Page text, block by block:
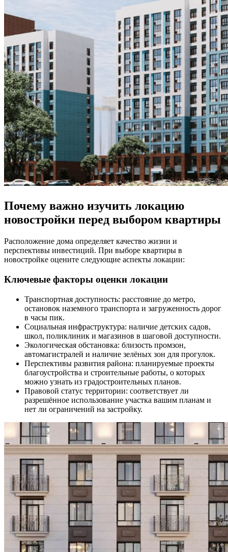
Почему важно изучить локацию
новостройки перед выбором квартиры
Расположение дома определяет качество жизни и
перспективы инвестиций. При выборе квартиры в
новостройке оцените следующие аспекты локации:
Ключевые факторы оценки локации
Транспортная доступность: расстояние до метро,
остановок наземного транспорта и загруженность дорог
в часы пик.
Социальная инфраструктура: наличие детских садов,
школ, поликлиник и магазинов в шаговой доступности.
Экологическая обстановка: близость промзон,
автомагистралей и наличие зелёных зон для прогулок.
Перспективы развития района: планируемые проекты
благоустройства и строительные работы, о которых
можно узнать из градостроительных планов.
Правовой статус территории: соответствует ли
разрешённое использование участка вашим планам и
нет ли ограничений на застройку.